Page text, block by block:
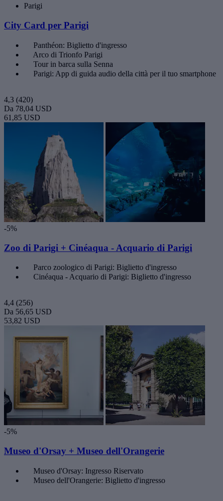
Parigi
City Card per Parigi
Panthéon: Biglietto d'ingresso
Arco di Trionfo Parigi
Tour in barca sulla Senna
Parigi: App di guida audio della città per il tuo smartphone
4,3 (420)
Da 78,04 USD
61,85 USD
-5%
Zoo di Parigi + Cinéaqua - Acquario di Parigi
Parco zoologico di Parigi: Biglietto d'ingresso
Cinéaqua - Acquario di Parigi: Biglietto d'ingresso
4,4 (256)
Da 56,65 USD
53,82 USD
-5%
Museo d'Orsay + Museo dell'Orangerie
Museo d'Orsay: Ingresso Riservato
Museo dell'Orangerie: Biglietto d'ingresso